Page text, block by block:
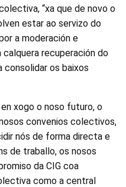
“xa que de novo o
estar ao servizo do
a moderación e
recuperación do
consolidar os baixos
xogo o noso futuro, o
convenios colectivos,
nós de forma directa e
de traballo, os nosos
da CIG coa
como a central